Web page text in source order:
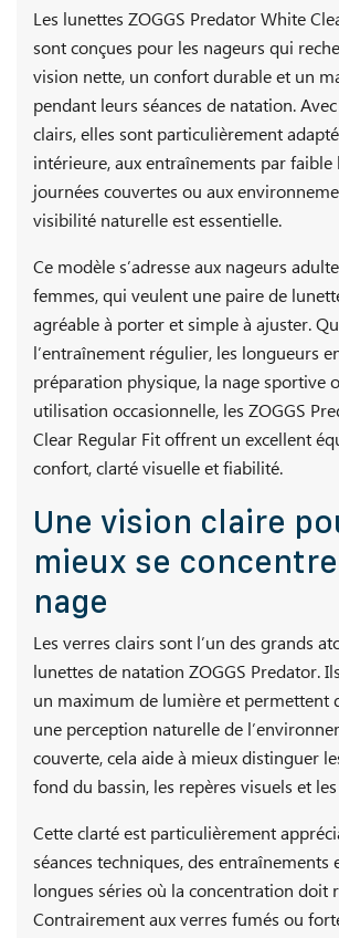
Les lunettes ZOGGS Predator White
sont conçues pour les nageurs qui
vision nette, un confort durable et un
pendant leurs séances de natation.
clairs, elles sont particulièrement
intérieure, aux entraînements par
journées couvertes ou aux
visibilité naturelle est essentielle.
Ce modèle s’adresse aux nageurs
femmes, qui veulent une paire de
agréable à porter et simple à ajuster.
l’entraînement régulier, les longueurs
préparation physique, la nage sportive
utilisation occasionnelle, les ZOGGS
Clear Regular Fit offrent un excellent
confort, clarté visuelle et fiabilité.
Une vision claire
mieux se
nage
Les verres clairs sont l’un des grands
lunettes de natation ZOGGS Predator.
un maximum de lumière et permettent
une perception naturelle de
couverte, cela aide à mieux distinguer
fond du bassin, les repères visuels et
Cette clarté est particulièrement
séances techniques, des entraînements
longues séries où la concentration doit
Contrairement aux verres fumés ou